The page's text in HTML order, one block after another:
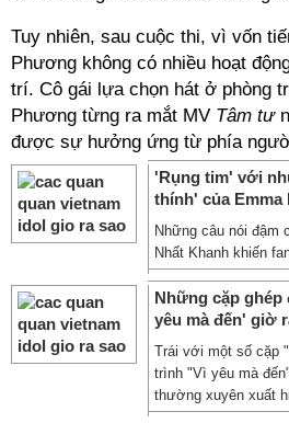
Tuy nhiên, sau cuộc thi, vì vốn
Phương không có nhiều hoạt
trí. Cô gái lựa chọn hát ở phòng
Phương từng ra mắt MV Tâm tư
được sự hưởng ứng từ phía
'Rụng tim' với
thính' của Emma
Những câu nói đậm
Nhất Khanh khiến
Những cặp
yêu mà đến' giờ
Trái với một số cặp
trình "Vì yêu mà
thường xuyên xuất